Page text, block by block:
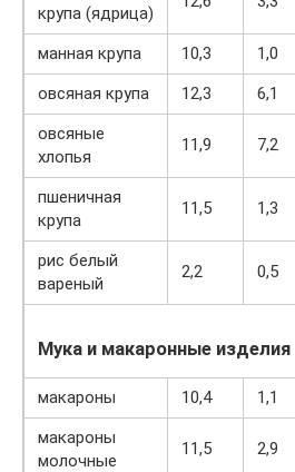
крупа (ядрица)
манная крупа 10,3 1,0
овсяная крупа
12,3 6,1
овсяные
хлопья
11,9 7,2
пшеничная
крупа
11,5 1,3
рис белый
вареный
2,2 0,5
Мука и макаронные изделия
макароны 10,4 1,1
макароны
молочные
11,5 2,9